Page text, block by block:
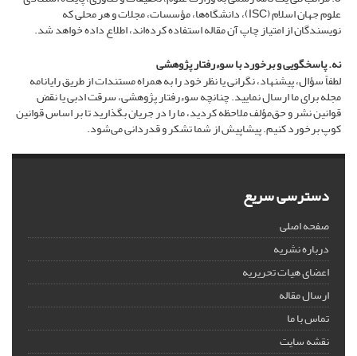
علوم جهان اسلام (ISC)، دانشگاه‌ها، مؤسسات، مجلات و هر محلی که
نویسندگان از امتیاز چاپ آن مقاله استفاده کرده‌اند، اطلاع داده خواهد شد.
نه. پاسخگویی و برخورد با سوءرفتار پژوهشی
لطفاً سؤال، پیشنهاد، نگرانی یا نظر خود را به همراه مستندات از طریق رایانامه
مجله برای ما ارسال نمایید. چنانچه سوءرفتار پژوهشی، سرقت ادبی یا نقض
قوانین نشر و حق‌مؤلف ملاحظه کردید، ما را در جریان بگذارید تا بر اساس قوانین
کوپ برخورد کنیم. پیشاپیش از شما تشکر و قدردانی می‌شود.
دسترسی سریع
صفحه اصلی
درباره نشریه
اعضای هیات تحریریه
ارسال مقاله
تماس با ما
نقشه سایت